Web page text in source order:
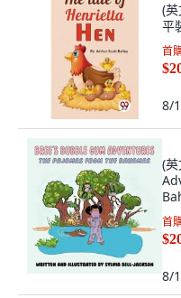
(
平
首
8/
(
首
8/